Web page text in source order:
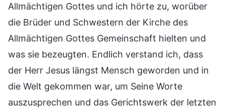
Allmächtigen Gottes und ich hörte zu, worüber
die Brüder und Schwestern der Kirche des
Allmächtigen Gottes Gemeinschaft hielten und
was sie bezeugten. Endlich verstand ich, dass
der Herr Jesus längst Mensch geworden und in
die Welt gekommen war, um Seine Worte
auszusprechen und das Gerichtswerk der letzten